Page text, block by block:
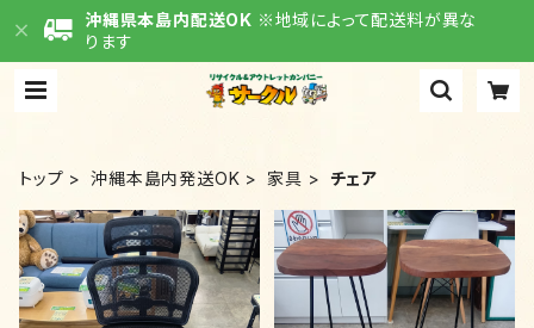
沖縄県本島内配送OK ※地域によって配送料が異な
ります
トップ 沖縄本島内発送OK 家具 チェア